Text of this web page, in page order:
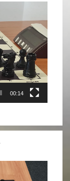
00:14